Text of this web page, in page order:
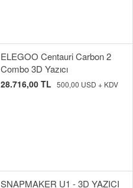
ELEGOO Centauri Carbon 2
Combo 3D Yazıcı
28.716,00 TL 500,00 USD + KDV
SNAPMAKER U1 - 3D YAZICI